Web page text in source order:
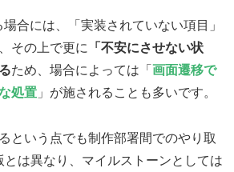
合には、「実装されていない項目」
その上で更に
「不安にさせない状
ため、場合によっては「 画面遷移で
処置 」が施されることも多いです。
という点でも制作部署間でのやり取
とは異なり、マイルストーンとしては